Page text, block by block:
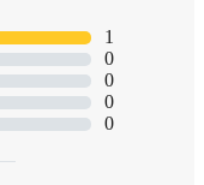
1
0
0
0
0